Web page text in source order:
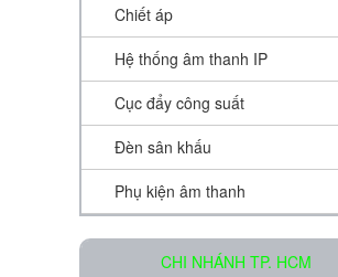
Chiết áp
Hệ thống âm thanh IP
Cục đẩy công suất
Đèn sân khấu
Phụ kiện âm thanh
CHI NHÁNH TP. HCM